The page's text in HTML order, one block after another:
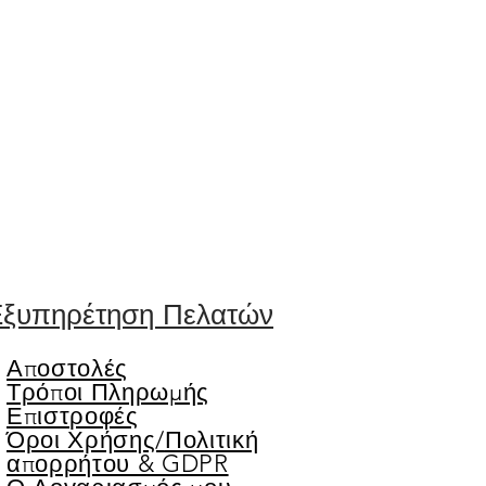
Πελατών
Αποστολές
Τρόποι Πληρωμής
Επιστροφές
Όροι Χρήσης/Πολιτική
απορρήτου & GDPR